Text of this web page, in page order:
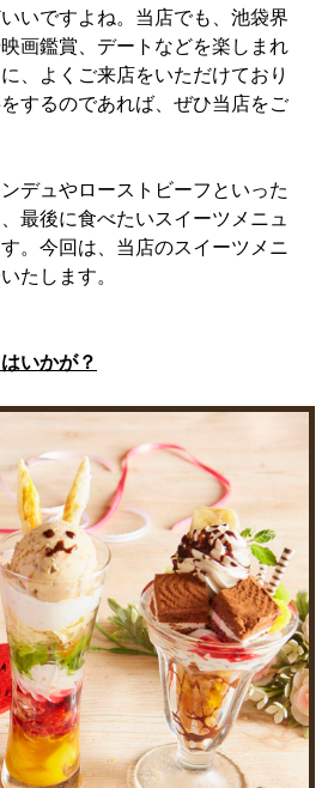
いですよね。当店でも、池袋界
画鑑賞、デートなどを楽しまれ
、よくご来店をいただけており
するのであれば、ぜひ当店をご
デュやローストビーフといった
最後に食べたいスイーツメニュ
。今回は、当店のスイーツメニ
たします。
いかが？